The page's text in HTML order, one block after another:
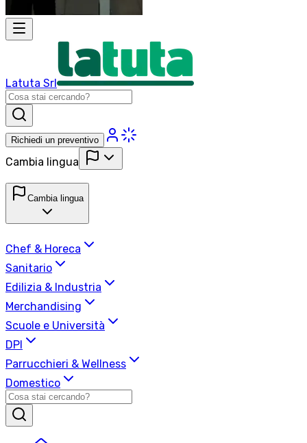
Latuta Srl
Richiedi un preventivo
Cambia lingua
Cambia lingua
Chef & Horeca
Sanitario
Edilizia & Industria
Merchandising
Scuole e Università
DPI
Parrucchieri & Wellness
Domestico